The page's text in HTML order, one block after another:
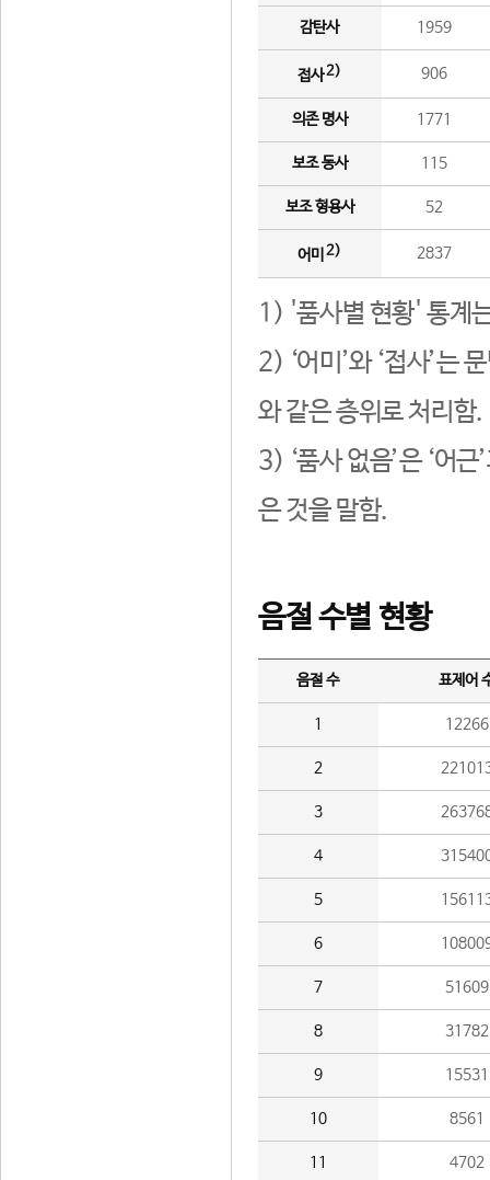
감탄사 1959
접사2) 906
의존 명사 1771
보조 동사 115
보조 형용사 52
어미 2) 2837
1) '품사별 현황' 통계
2) ‘어미’와 ‘접사’는
와 같은 층위로 처리함.
3) ‘품사 없음’은 ‘어
은 것을 말함.
음절 수별 현황
음절 수 표제어
1 12266
2
3
4
5
6
7 51609
8 31782
9 15531
10 8561
11 4702